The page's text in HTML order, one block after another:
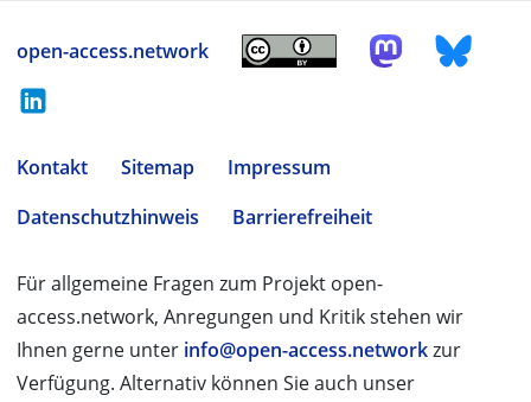
open-access.network
Kontakt Sitemap
Impressum
Datenschutzhinweis
Barrierefreiheit
Für allgemeine Fragen zum Projekt open-
access.network, Anregungen und Kritik stehen wir
Ihnen gerne unter info@open-access.networkzur
Verfügung. Alternativ können Sie auch unser